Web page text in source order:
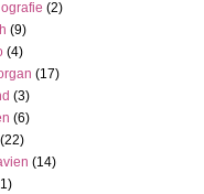
(2)
(9)
(4)
(17)
(3)
(6)
(22)
(14)